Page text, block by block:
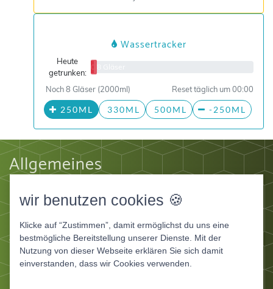
Wassertracker
Heute
getrunken:
0/8 Gläser
Noch 8 Gläser (2000ml) Reset täglich um 00:00
250ML 330ML 500ML -250ML
Allgemeines
Datenschutz
Apps
Ernährungstagebuch Deluxe
wir benutzen cookies 🍪
Klicke auf “Zustimmen”, damit ermöglichst du uns eine
bestmögliche Bereitstellung unserer Dienste. Mit der
Nutzung von dieser Webseite erklären Sie sich damit
einverstanden, dass wir Cookies verwenden.